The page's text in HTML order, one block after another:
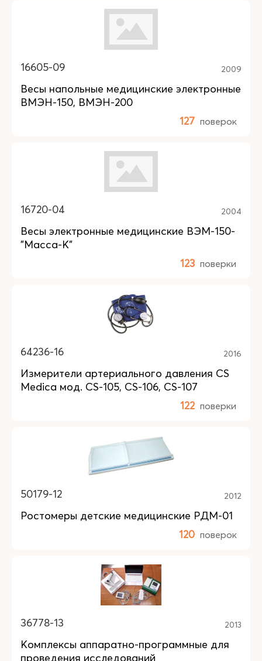
16605-09 2009
Весы напольные медицинские электронные
ВМЭН-150, ВМЭН-200
127 поверок
16720-04 2004
Весы электронные медицинские ВЭМ-150-
"Масса-К"
123 поверки
64236-16 2016
Измерители артериального давления CS
Medica мод. CS-105, CS-106, CS-107
122 поверки
50179-12 2012
Ростомеры детские медицинские РДМ-01
120 поверок
36778-13 2013
Комплексы аппаратно-программные для
проведения исследований